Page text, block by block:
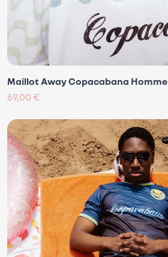
Maillot Away Copacabana Homme
69,00 €